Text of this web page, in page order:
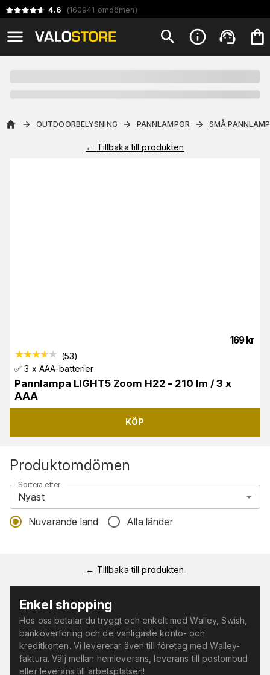
4.6 (160941 omdömen)
OUTDOORBELYSNING PANNLAMPOR SMÅ
← Tillbaka till produkten
169 kr
(53)
✅ 3 x AAA-batterier
Pannlampa LIGHT5 Zoom H22 - 210 lm / 3 x
AAA
KÖP
Produktomdömen
Sortera efter
Nyast
Nuvarande land Alla länder
← Tillbaka till produkten
Enkel shopping
Hos oss betalar du tryggt och enkelt med Walley, Swish,
banköverföring och de vanligaste konto- och
kreditkorten. Vi levererar även till företag med Walley-
faktura. Välj mellan hemleverans, leverans till postombud
eller leverans till arbetsplatsen!